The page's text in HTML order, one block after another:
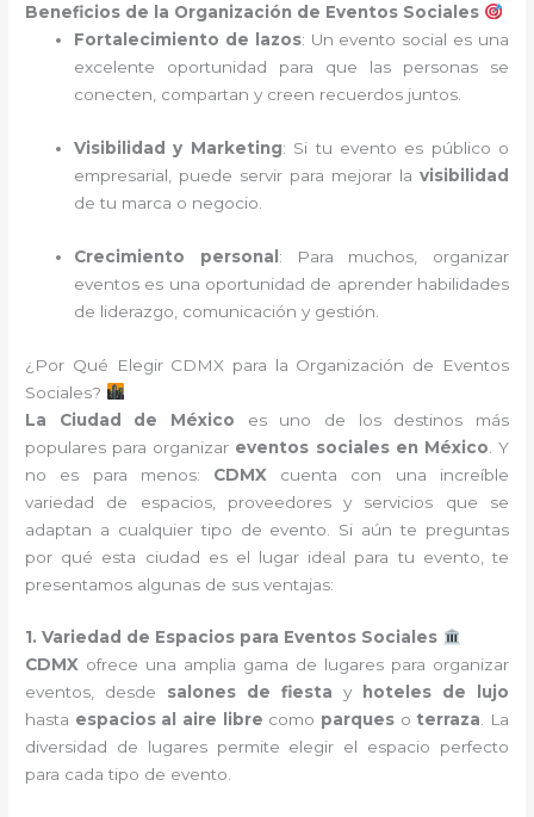
Beneficios de la Organización de Eventos Sociales
Fortalecimiento de lazos: Un evento social es una
excelente oportunidad para que las personas se
conecten, compartan y creen recuerdos juntos.
Visibilidad y Marketing: Si tu evento es público o
empresarial, puede servir para mejorar la visibilidad
de tu marca o negocio.
Crecimiento personal : Para muchos, organizar
eventos es una oportunidad de aprender habilidades
de liderazgo, comunicación y gestión.
¿Por Qué Elegir CDMX para la Organización de Eventos
Sociales?
La Ciudad de México es uno de los destinos más
populares para organizar eventos sociales en México . Y
no es para menos: CDMX cuenta con una increíble
variedad de espacios, proveedores y servicios que se
adaptan a cualquier tipo de evento. Si aún te preguntas
por qué esta ciudad es el lugar ideal para tu evento, te
presentamos algunas de sus ventajas:
1. Variedad de Espacios para Eventos Sociales
CDMX ofrece una amplia gama de lugares para organizar
eventos, desde salones de fiesta y
hoteles de lujo
hasta espacios al aire libre como parqueso terraza. La
diversidad de lugares permite elegir el espacio perfecto
para cada tipo de evento.